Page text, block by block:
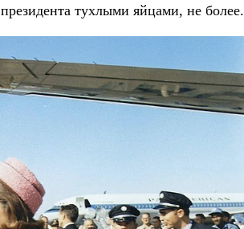
тухлыми яйцами, не более.